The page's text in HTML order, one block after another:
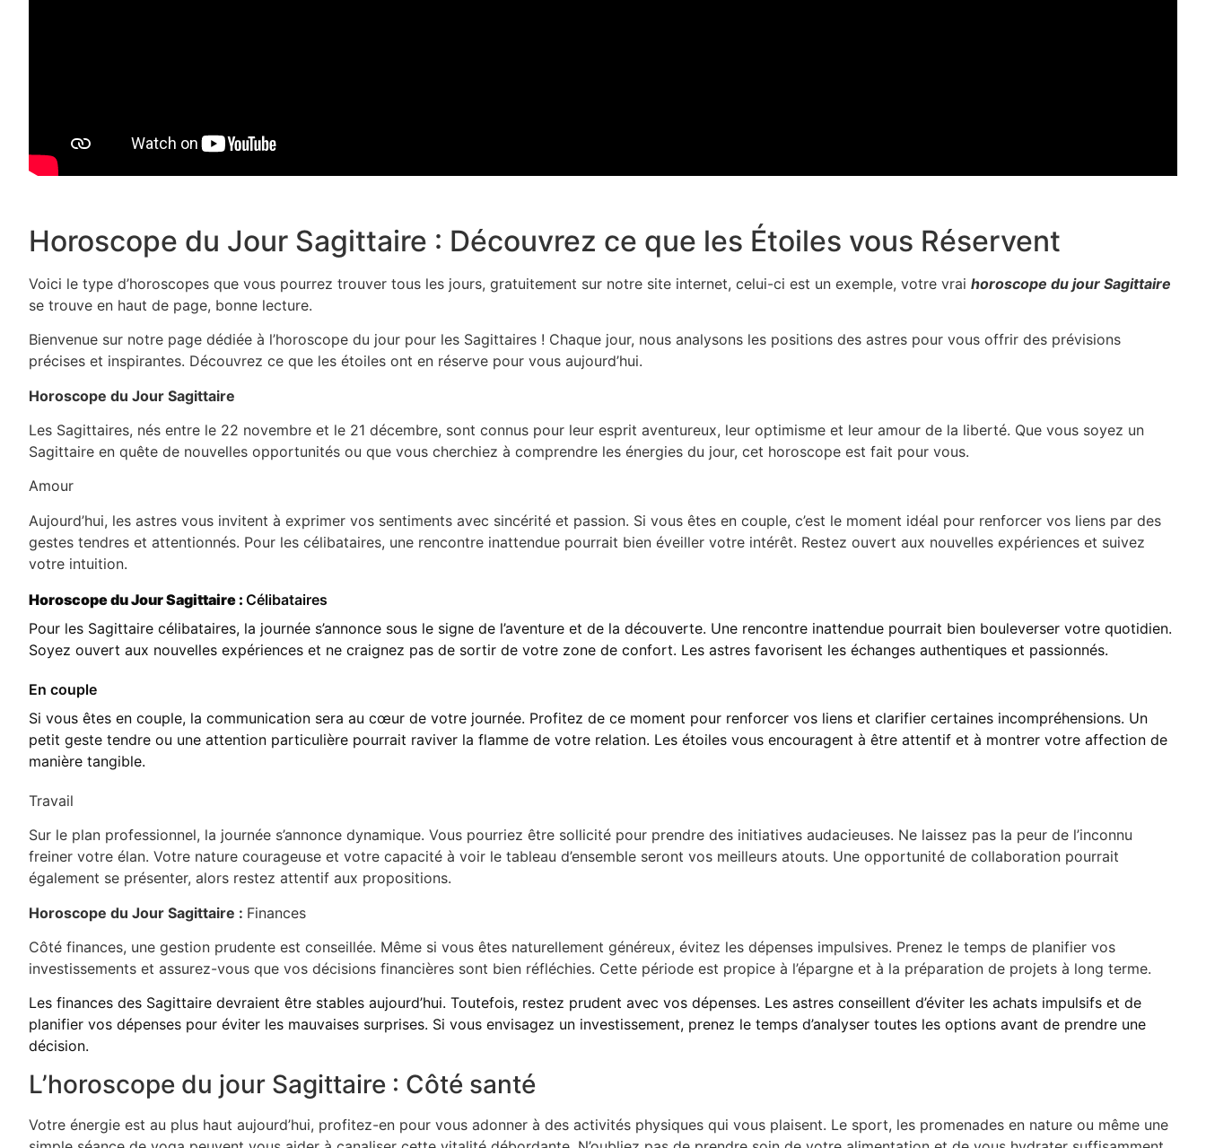
Horoscope du Jour Sagittaire : Découvrez ce que les Étoiles vous Réservent
Voici le type d’horoscopes que vous pourrez trouver tous les jours, gratuitement sur notre site internet, celui-ci est un exemple, votre vrai horoscope du jour Sagittaire
se trouve en haut de page, bonne lecture.
Bienvenue sur notre page dédiée à l’horoscope du jour pour les Sagittaires ! Chaque jour, nous analysons les positions des astres pour vous offrir des prévisions
précises et inspirantes. Découvrez ce que les étoiles ont en réserve pour vous aujourd’hui.
Horoscope du Jour Sagittaire
Les Sagittaires, nés entre le 22 novembre et le 21 décembre, sont connus pour leur esprit aventureux, leur optimisme et leur amour de la liberté. Que vous soyez un
Sagittaire en quête de nouvelles opportunités ou que vous cherchiez à comprendre les énergies du jour, cet horoscope est fait pour vous.
Amour
Aujourd’hui, les astres vous invitent à exprimer vos sentiments avec sincérité et passion. Si vous êtes en couple, c’est le moment idéal pour renforcer vos liens par des
gestes tendres et attentionnés. Pour les célibataires, une rencontre inattendue pourrait bien éveiller votre intérêt. Restez ouvert aux nouvelles expériences et suivez
votre intuition.
Horoscope du Jour Sagittaire : Célibataires
Pour les Sagittaire célibataires, la journée s’annonce sous le signe de l’aventure et de la découverte. Une rencontre inattendue pourrait bien bouleverser votre quotidien.
Soyez ouvert aux nouvelles expériences et ne craignez pas de sortir de votre zone de confort. Les astres favorisent les échanges authentiques et passionnés.
En couple
Si vous êtes en couple, la communication sera au cœur de votre journée. Profitez de ce moment pour renforcer vos liens et clarifier certaines incompréhensions. Un
petit geste tendre ou une attention particulière pourrait raviver la flamme de votre relation. Les étoiles vous encouragent à être attentif et à montrer votre affection de
manière tangible.
Travail
Sur le plan professionnel, la journée s’annonce dynamique. Vous pourriez être sollicité pour prendre des initiatives audacieuses. Ne laissez pas la peur de l’inconnu
freiner votre élan. Votre nature courageuse et votre capacité à voir le tableau d’ensemble seront vos meilleurs atouts. Une opportunité de collaboration pourrait
également se présenter, alors restez attentif aux propositions.
Horoscope du Jour Sagittaire : Finances
Côté finances, une gestion prudente est conseillée. Même si vous êtes naturellement généreux, évitez les dépenses impulsives. Prenez le temps de planifier vos
investissements et assurez-vous que vos décisions financières sont bien réfléchies. Cette période est propice à l’épargne et à la préparation de projets à long terme.
Les finances des Sagittaire devraient être stables aujourd’hui. Toutefois, restez prudent avec vos dépenses. Les astres conseillent d’éviter les achats impulsifs et de
planifier vos dépenses pour éviter les mauvaises surprises. Si vous envisagez un investissement, prenez le temps d’analyser toutes les options avant de prendre une
décision.
L’horoscope du jour Sagittaire : Côté santé
Votre énergie est au plus haut aujourd’hui, profitez-en pour vous adonner à des activités physiques qui vous plaisent. Le sport, les promenades en nature ou même une